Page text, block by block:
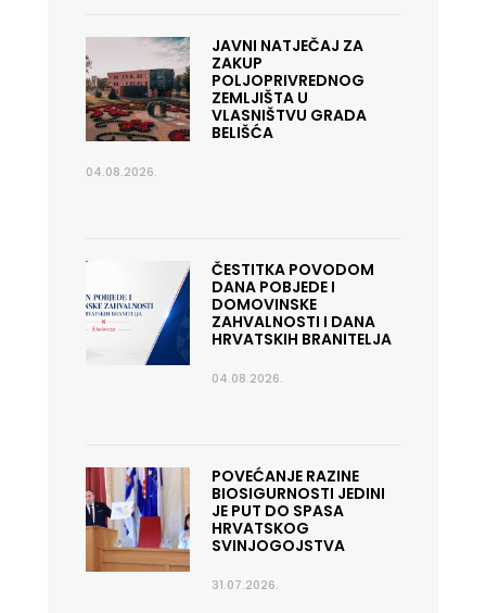
JAVNI NATJEČAJ ZA
ZAKUP
POLJOPRIVREDNOG
ZEMLJIŠTA U
VLASNIŠTVU GRADA
BELIŠĆA
04.08.2026.
ČESTITKA POVODOM
DANA POBJEDE I
DOMOVINSKE
ZAHVALNOSTI I DANA
HRVATSKIH BRANITELJA
04.08.2026.
POVEĆANJE RAZINE
BIOSIGURNOSTI JEDINI
JE PUT DO SPASA
HRVATSKOG
SVINJOGOJSTVA
31.07.2026.